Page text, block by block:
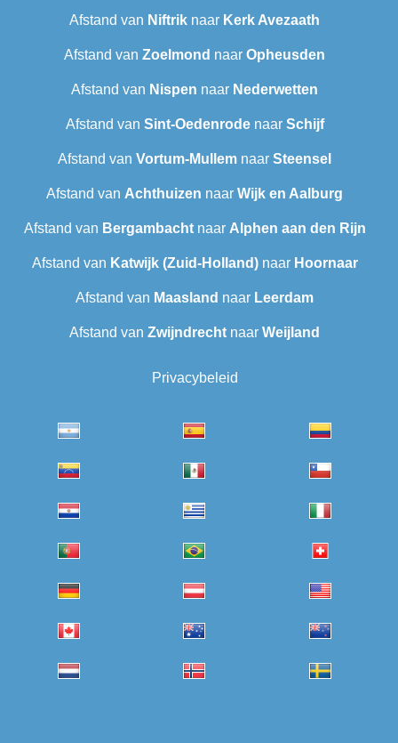
Afstand van Niftrik naar Kerk Avezaath
Afstand van Zoelmond naar Opheusden
Afstand van Nispen naar Nederwetten
Afstand van Sint-Oedenrodenaar Schijf
Afstand van Vortum-Mullem naar Steensel
Afstand van Achthuizen naar Wijk en Aalburg
Afstand van Bergambachtnaar Alphen aan den Rijn
Afstand van Katwijk (Zuid-Holland)naar Hoornaar
Afstand van Maasland naar Leerdam
Afstand van Zwijndrecht naar Weijland
Privacybeleid